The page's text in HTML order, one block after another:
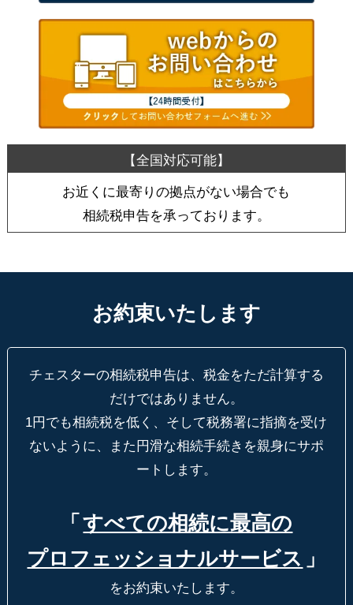
お近くに最寄りの拠点がない場合でも
相続税申告を承っております。
お約束いたします
チェスターの相続税申告は、税金をただ計算する
だけではありません。
1円でも相続税を低く、そして税務署に指摘を受け
ないように、
また円滑な相続手続きを親身にサポ
ートします。
「 すべての相続に最高の
プロフェッショナルサービス 」
をお約束いたします。